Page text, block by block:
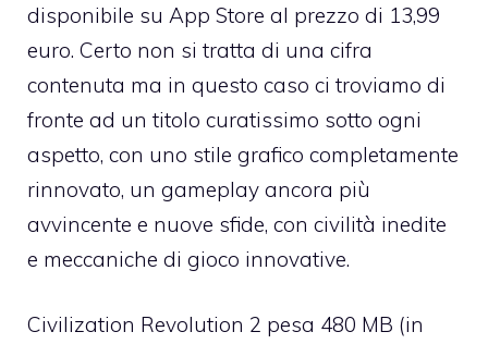
disponibile su App Store al prezzo di 13,99
euro. Certo non si tratta di una cifra
contenuta ma in questo caso ci troviamo di
fronte ad un titolo curatissimo sotto ogni
aspetto, con uno stile grafico completamente
rinnovato, un gameplay ancora più
avvincente e nuove sfide, con civilità inedite
e meccaniche di gioco innovative.
Civilization Revolution 2 pesa 480 MB (in